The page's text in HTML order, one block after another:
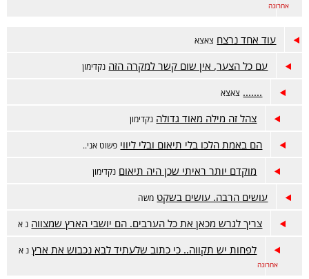
אחרונה
עוד אחד נרצח צאצא
עם כל הצער, אין שום קשר למקרה הזה נקדימון
....... צאצא
צהל זה מילה מאוד גדולה נקדימון
הם באמת הלכו בלי תיאום ובלי ליווי פשוט אני..
מוקדם יותר ראיתי שכן היה תיאום נקדימון
עושים הרבה. עושים בשקט משה
צריך לגרש מכאן את כל הערבים. הם יושבי הארץ שמצווה נ א
לפחות יש תקווה.. כי כתוב שלעתיד לבא נכבוש את ארץ נ א
אחרונה